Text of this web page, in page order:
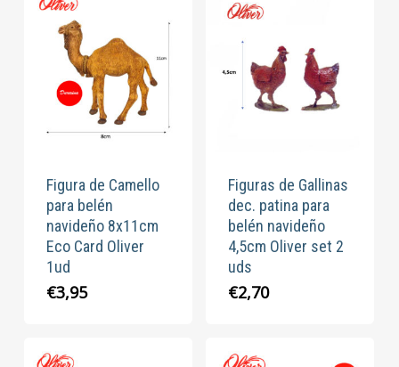
Figura de Camello
para belén
navideño 8x11cm
Eco Card Oliver
1ud
€3,95
Figuras de Gallinas
dec. patina para
belén navideño
4,5cm Oliver set 2
uds
€2,70